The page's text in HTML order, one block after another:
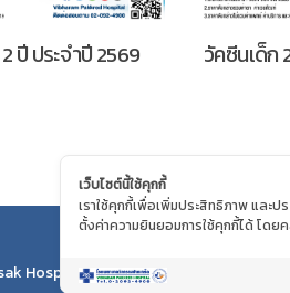
ปี ประจำปี 2569
วัคซีนป้อง
Hospital 2018 by VIBHARAM GROUP |
เว็บไซต์นี้ใช้คุกกี้
เราใช้คุกกี้เพื่อเพิ่มประสิทธิภาพ และ
ตั้งค่าความยินยอมการใช้คุกกี้ได้ โดย